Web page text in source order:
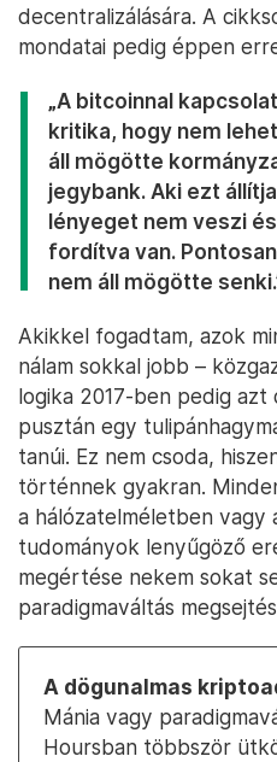
decentralizálására. A
mondatai pedig éppen
„A bitcoinnal
kritika, hogy nem
áll mögötte
jegybank. Aki ezt
lényeget nem veszi
fordítva van.
nem áll mögötte
Akikkel fogadtam, azok
nálam sokkal jobb –
logika 2017-ben pedig
pusztán egy
tanúi. Ez nem csoda,
történnek gyakran.
a hálózatelméletben vagy
tudományok lenyűgöző
megértése nekem sokat
paradigmaváltás
A dögunalmas
Mánia vagy
Hoursban többször